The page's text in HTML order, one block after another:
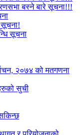
बस्ने बारे सूचना!!!
सूचना!
सूचना
२०७४ को मतगणना
सुची